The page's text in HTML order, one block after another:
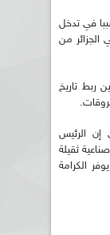
في تدخل
الجزائر من
ربط تاريخ
إن الرئيس
ثقيلة
الكرامة